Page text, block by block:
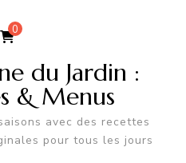
0
du Jardin :
& Menus
avec des recettes
pour tous les jours